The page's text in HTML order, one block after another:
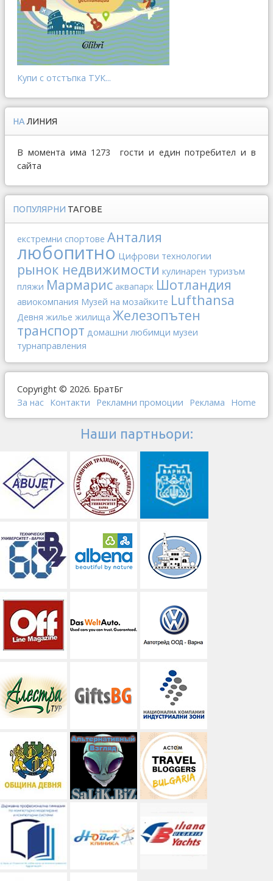
Купи с отстъпка ТУК...
НА ЛИНИЯ
В момента има 1273 гости и един потребител и в
сайта
ПОПУЛЯРНИ ТАГОВЕ
екстремни спортове Анталия
любопитно Цифрови технологии
рынок недвижимости кулинарен туризъм
пляжи Мармарис аквапарк Шотландия
авиокомпания Музей на мозайките Lufthansa
Девня жилье жилища Железопътен
транспорт домашни любимци музеи
турнаправления
Copyright © 2026. БратБг
За нас Контакти Рекламни промоции Реклама Home
Наши партньори: